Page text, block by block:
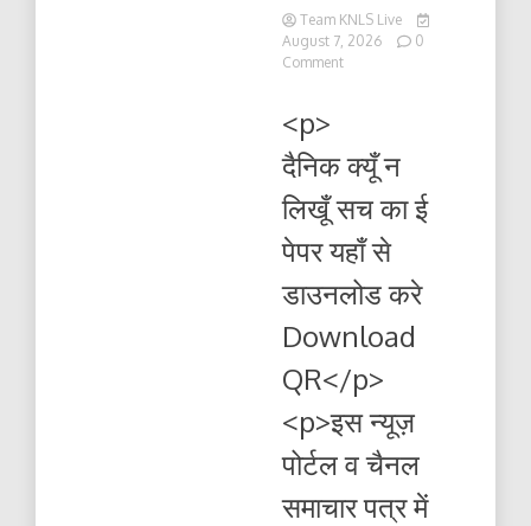
Team KNLS Live
August 7, 2026
0
Commenton
सच
08.08.2026
ई-
यहाँ
पढ़ें
डाउनलोड
<p>
दैनिक क्यूँ न
लिखूँ सच का ई
पेपर यहाँ से
डाउनलोड करे
Download
QR</p>
<p>इस न्यूज़
पोर्टल व चैनल
समाचार पत्र में